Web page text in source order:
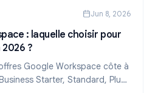
Jun 8, 2026
: laquelle choisir pour
?
Google Workspace côte à
Starter, Standard, Plus